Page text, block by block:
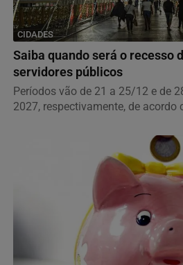
CIDADES
Saiba quando será o recesso
servidores públicos
Períodos vão de 21 a 25/12 e de
2027, respectivamente, de acordo